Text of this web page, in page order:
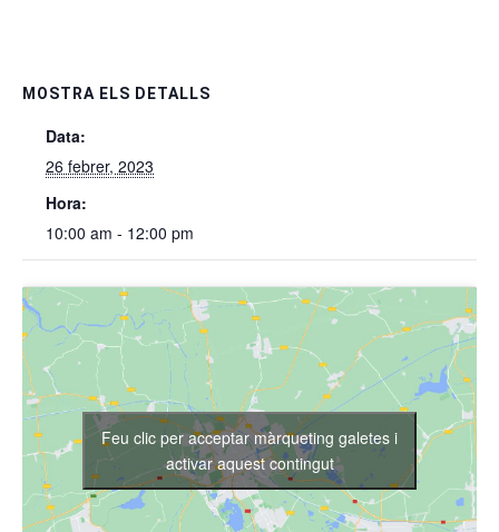
MOSTRA ELS DETALLS
Data:
26 febrer, 2023
Hora:
10:00 am - 12:00 pm
Feu clic per acceptar màrqueting galetes i
activar aquest contingut